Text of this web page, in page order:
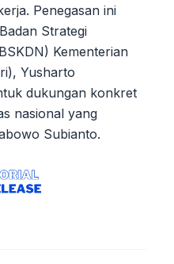
Penegasan ini
Strategi
Kementerian
Yusharto
dukungan konkret
nasional yang
Subianto.